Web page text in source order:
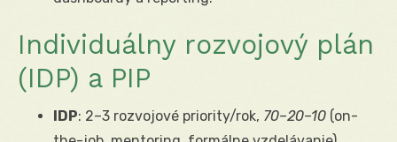
Individuálny rozvojový plán
(IDP) a PIP
IDP: 2–3 rozvojové priority/rok, 70–20–10 (on-